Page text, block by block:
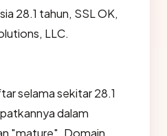
28.1 tahun, SSL OK,
LLC.
selama sekitar 28.1
dalam
"mature". Domain